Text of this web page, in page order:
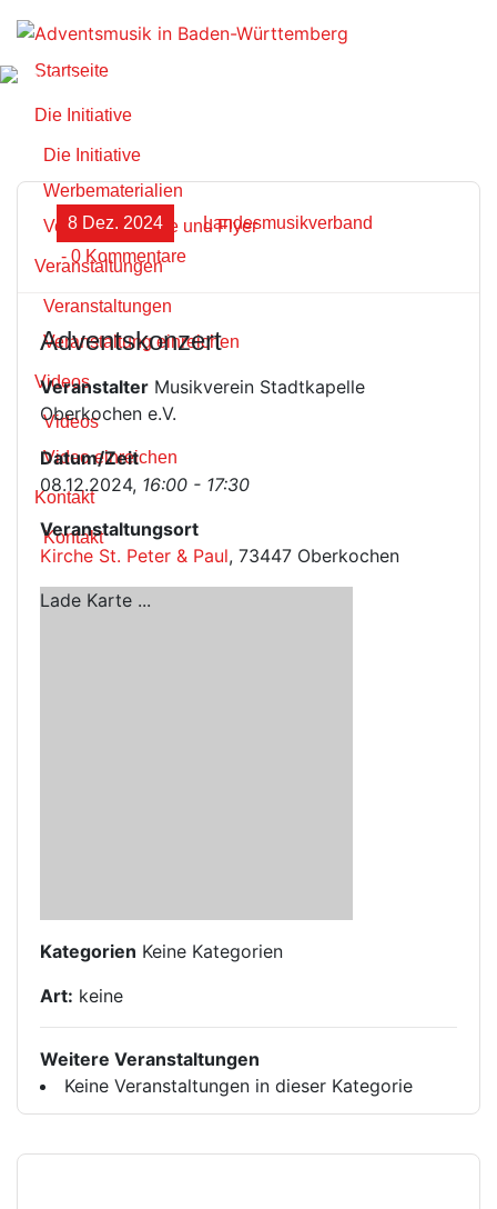
Inhalt
springenStartseite
Die Initiative
Die Initiative
Werbematerialien
Vorlagen Plakate und Flyer
Veranstaltungen
Veranstaltungen
Veranstaltung einreichen
Videos
Videos
Video einreichen
Kontakt
Kontakt
8 Dez. 2024
Landesmusikverband
- 0 Kommentare
Adventskonzert
Veranstalter Musikverein Stadtkapelle
Oberkochen e.V.
Datum/Zeit
08.12.2024, 16:00 - 17:30
Veranstaltungsort
Kirche St. Peter & Paul, 73447 Oberkochen
Lade Karte ...
Kategorien Keine Kategorien
Art: keine
Weitere Veranstaltungen
Keine Veranstaltungen in dieser Kategorie